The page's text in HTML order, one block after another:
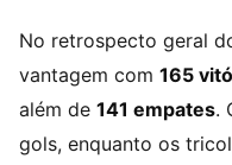
No retrospecto geral
vantagem com 165
além de 141 empates.
gols, enquanto os